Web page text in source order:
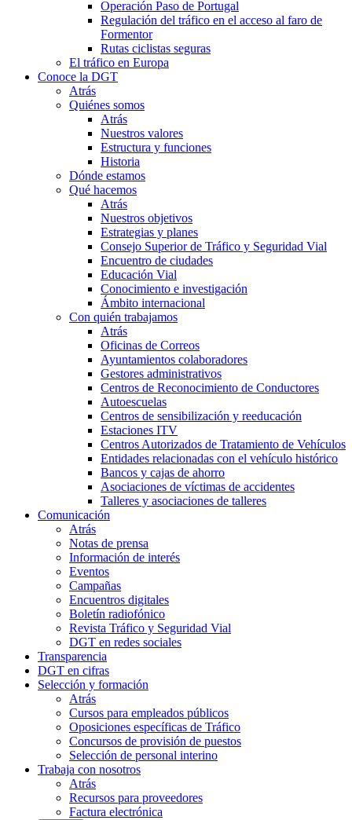
Operación Paso de Portugal
Regulación del tráfico en el acceso al faro de
Formentor
Rutas ciclistas seguras
El tráfico en Europa
Conoce la DGT
Atrás
Quiénes somos
Atrás
Nuestros valores
Estructura y funciones
Historia
Dónde estamos
Qué hacemos
Atrás
Nuestros objetivos
Estrategias y planes
Consejo Superior de Tráfico y Seguridad Vial
Encuentro de ciudades
Educación Vial
Conocimiento e investigación
Ámbito internacional
Con quién trabajamos
Atrás
Oficinas de Correos
Ayuntamientos colaboradores
Gestores administrativos
Centros de Reconocimiento de Conductores
Autoescuelas
Centros de sensibilización y reeducación
Estaciones ITV
Centros Autorizados de Tratamiento de Vehículos
Entidades relacionadas con el vehículo histórico
Bancos y cajas de ahorro
Asociaciones de víctimas de accidentes
Talleres y asociaciones de talleres
Comunicación
Atrás
Notas de prensa
Información de interés
Eventos
Campañas
Encuentros digitales
Boletín radiofónico
Revista Tráfico y Seguridad Vial
DGT en redes sociales
Transparencia
DGT en cifras
Selección y formación
Atrás
Cursos para empleados públicos
Oposiciones específicas de Tráfico
Concursos de provisión de puestos
Selección de personal interino
Trabaja con nosotros
Atrás
Recursos para proveedores
Factura electrónica